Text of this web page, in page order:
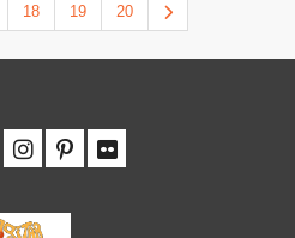
18 19 20